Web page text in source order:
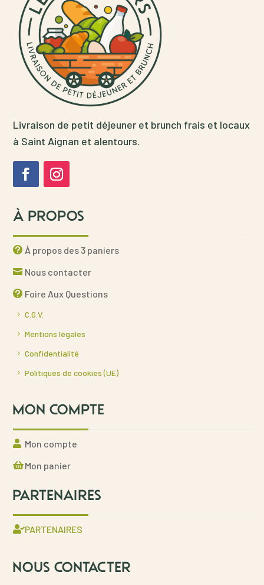
Livraison de petit déjeuner et brunch frais et locaux
à Saint Aignan et alentours.
À PROPOS
À propos des 3 paniers
Nous contacter
Foire Aux Questions
C.G.V.
Mentions légales
Confidentialité
Politiques de cookies (UE)
MON COMPTE
Mon compte
Mon panier
PARTENAIRES
PARTENAIRES
NOUS CONTACTER